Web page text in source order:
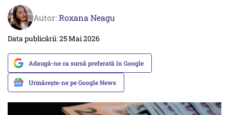
Autor:Roxana Neagu
Data publicării: 25 Mai 2026
Adaugă-ne ca sursă preferată în Google
Urmărește-ne pe Google News